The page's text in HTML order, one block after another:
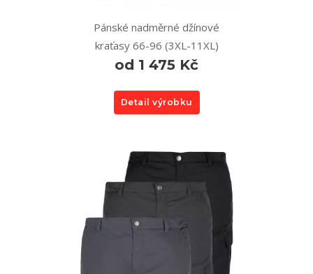
Pánské nadměrné džínové
kraťasy 66-96 (3XL-11XL)
od 1 475 Kč
Detail výrobku